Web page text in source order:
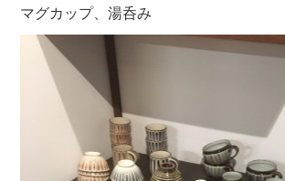
マグカップ、湯呑み